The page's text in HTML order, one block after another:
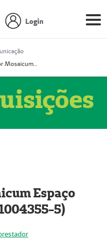
Login
Prestador Mosaicum Espaço Clínico Eireli (51004355-5)
Espaço
5)